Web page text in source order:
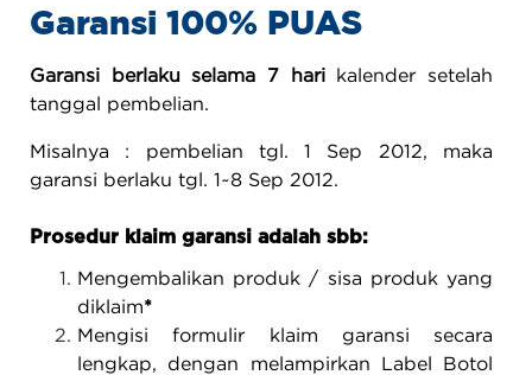
Garansi 100% PUAS
Garansi berlaku selama 7 hari kalender setelah
tanggal pembelian.
Misalnya : pembelian tgl. 1 Sep 2012, maka
garansi berlaku tgl. 1~8 Sep 2012.
Prosedur klaim garansi adalah sbb:
Mengembalikan produk / sisa produk yang
diklaim*
Mengisi formulir klaim garansi secara
lengkap, dengan melampirkan Label Botol